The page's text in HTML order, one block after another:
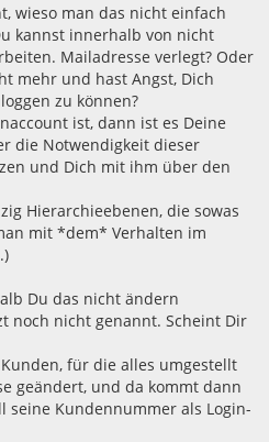
wieso man das nicht einfach
kannst innerhalb von nicht
Mailadresse verlegt? Oder
mehr und hast Angst, Dich
zu können?
ist, dann ist es Deine
die Notwendigkeit dieser
und Dich mit ihm über den
Hierarchieebenen, die sowas
mit *dem* Verhalten im
Du das nicht ändern
noch nicht genannt. Scheint Dir
für die alles umgestellt
geändert, und da kommt dann
seine Kundennummer als Login-